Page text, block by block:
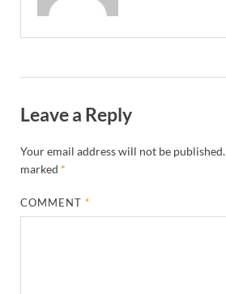
Leave a Reply
Your email address will not be published.
marked *
COMMENT*